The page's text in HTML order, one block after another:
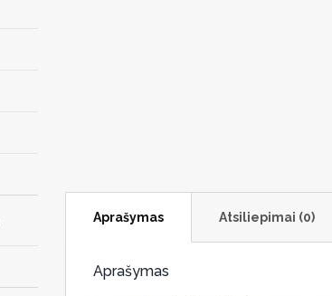
Aprašymas Atsiliepimai (0)
Aprašymas